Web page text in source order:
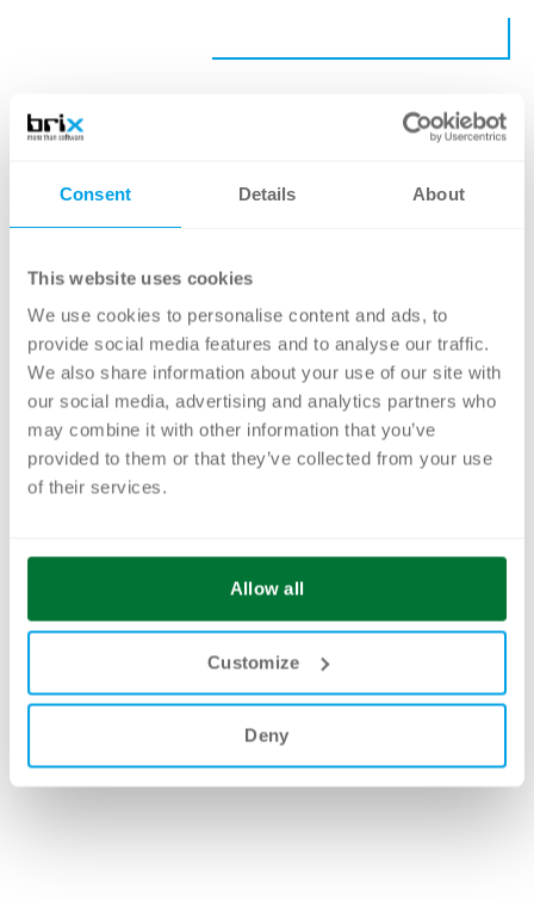
Consent Details About
This website uses cookies
We use cookies to personalise content and ads, to
provide social media features and to analyse our traffic.
We also share information about your use of our site with
our social media, advertising and analytics partners who
may combine it with other information that you’ve
provided to them or that they’ve collected from your use
of their services.
Allow all
Customize
Deny
BPM
Geschäftsprozessmanagement-Lebenszyklus
Prozessautomation
Prozessdokumentation
Prozessorchestrierung
Workflow Management und Prozessmanagement